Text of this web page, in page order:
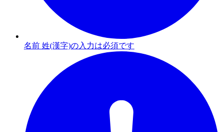
名前 姓(漢字)の入力は必須です